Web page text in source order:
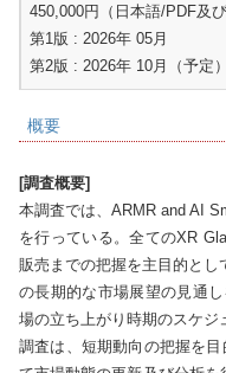
450,000円（日本語/PDF及
第1版 : 2026年 05月
概要
[調査概要]
本調査では、ARMR and AI
を行っている。全てのXR
販売までの把握を主目的と
の長期的な市場展望の見通
場の立ち上がり時期のスケ
調査は、短期動向の把握を